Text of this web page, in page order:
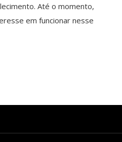
Até o momento,
em funcionar nesse